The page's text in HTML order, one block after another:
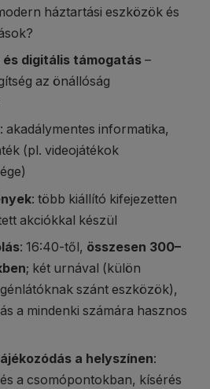
háztartási eszközök és
és digitális támogatás –
az önállóság
akadálymentes informatika,
(pl. videojátékok
: több kiállító kifejezetten
akciókkal készül
: 16:40-től, összesen 300–
; két urnával (külön
szánt eszközök),
a mindenki számára hasznos
a helyszínen:
a csomópontokban, kísérés